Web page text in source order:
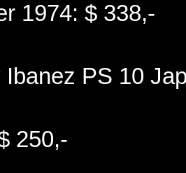
1974: $ 338,-
Ibanez PS 10
250,-